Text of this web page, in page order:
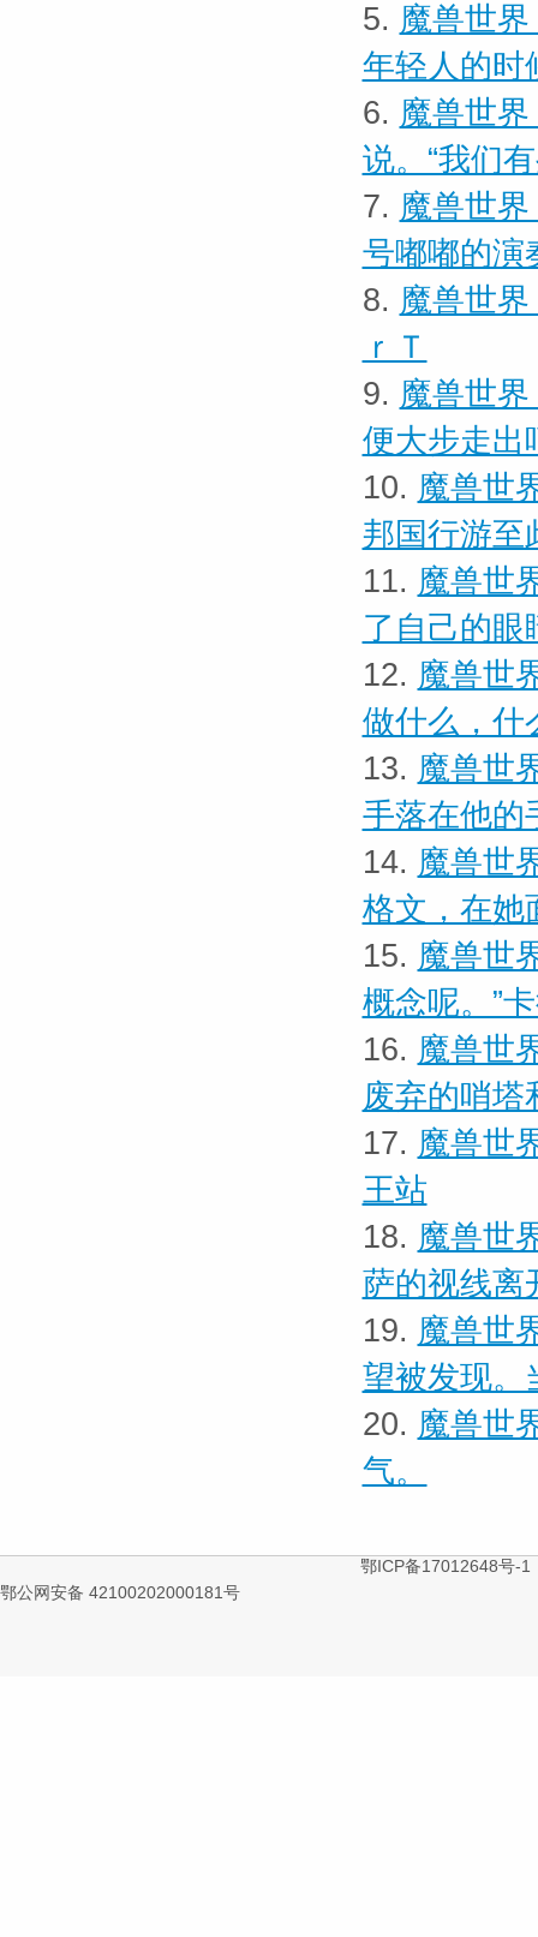
5. 魔兽世
年轻人的时
6. 魔兽世界
说。“我们
7. 魔兽世
号嘟嘟的演
8. 魔兽世
ｒＴ
9. 魔兽世
便大步走出
10. 魔兽世
邦国行游至
11. 魔兽世
了自己的眼
12. 魔兽世
做什么，什
13. 魔兽世
手落在他的
14. 魔兽世
格文，在她
15. 魔兽世
概念呢。”
16. 魔兽世
废弃的哨塔
17. 魔兽世
王站
18. 魔兽世
萨的视线离
19. 魔兽世
望被发现。
20. 魔兽世
气。
鄂公网安备 42100202000181号
鄂ICP备17012648号-1